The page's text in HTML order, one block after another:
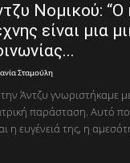
Νομικού:
είναι μια
Σταμούλη
Άντζυ γνωριστήκαμε
παράσταση. Αυτό
η ευγένειά της, η